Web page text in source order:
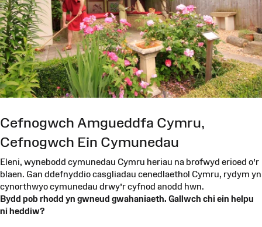
Cefnogwch Amgueddfa Cymru,
Cefnogwch Ein Cymunedau
Eleni, wynebodd cymunedau Cymru heriau na brofwyd erioed o’r
blaen. Gan ddefnyddio casgliadau cenedlaethol Cymru, rydym yn
cynorthwyo cymunedau drwy’r cyfnod anodd hwn.
Bydd pob rhodd yn gwneud gwahaniaeth. Gallwch chi ein helpu
ni heddiw?